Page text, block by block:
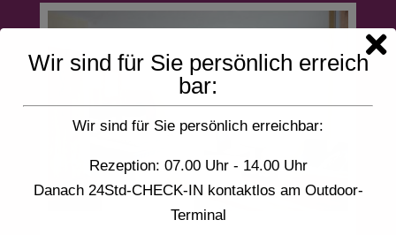
Wir sind für Sie persönlich erreich
bar:
Wir sind für Sie persönlich erreichbar:
Rezeption: 07.00 Uhr - 14.00 Uhr
Danach 24Std-CHECK-IN kontaktlos am Outdoor-
Terminal